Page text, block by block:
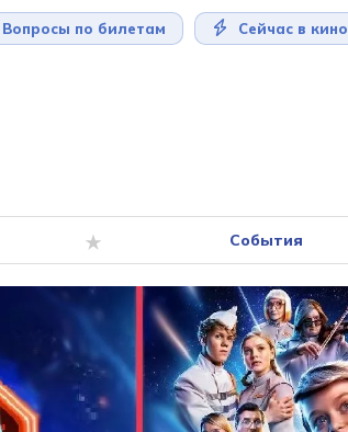
Вопросы по билетам Сейчас в кино
События